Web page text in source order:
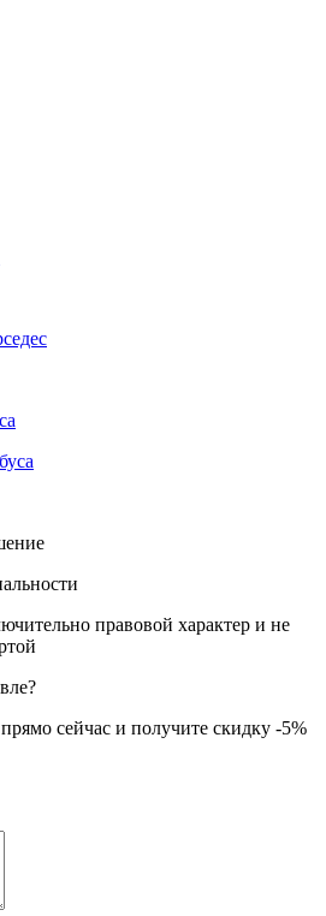
правовой характер и не
сейчас и получите скидку -5%